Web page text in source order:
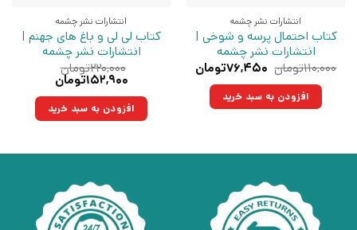
انتشارات نشر چشمه
کتاب احتمال پرسه و شوخی |
انتشارات نشر چشمه
۱۱۰,۰۰۰تومان قیمت
۱۱۰,۰۰۰تومان
بود.
۷۶,۴۵۰تومان
افزودن به سبد خرید
انتشارات نشر چشمه
کتاب لی لی و باغ های جهنم |
انتشارات نشر چشمه
۲۲۰,۰۰۰تومان
قیمت
۲۲۰,۰۰۰تومان
بود.
۱۵۲,۹۰۰تومان
۱۵۲,۹۰۰تومان.افزودن به سبد خرید